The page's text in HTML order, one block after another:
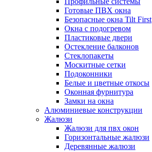
Готовые ПВХ окна
Безопасные окна Tilt First
Окна с подогревом
Пластиковые двери
Остекление балконов
Стеклопакеты
Москитные сетки
Подоконники
Белые и цветные откосы
Оконная фурнитура
Замки на окна
Алюминиевые конструкции
Жалюзи
Жалюзи для пвх окон
Горизонтальные жалюзи
Деревянные жалюзи